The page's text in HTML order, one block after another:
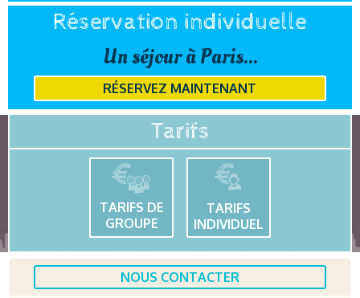
Réservation individuelle
Un séjour à Paris...
RÉSERVEZ MAINTENANT
Tarifs
TARIFS DE
GROUPE
TARIFS
INDIVIDUEL
NOUS CONTACTER